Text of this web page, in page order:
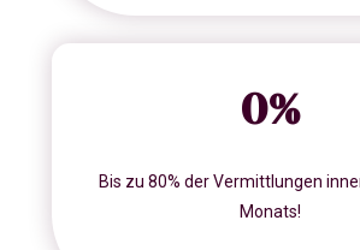
0%
Bis zu 80% der Vermittlungen
Monats!